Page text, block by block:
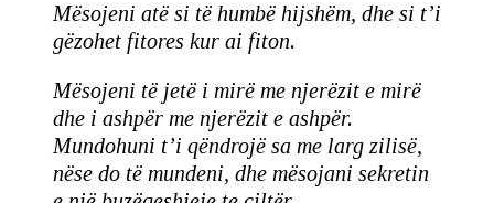
Mësojeni atë si të humbë hijshëm, dhe si t’i
gëzohet fitores kur ai fiton.
Mësojeni të jetë i mirë me njerëzit e mirë
dhe i ashpër me njerëzit e ashpër.
Mundohuni t’i qëndrojë sa me larg zilisë,
nëse do të mundeni, dhe mësojani sekretin